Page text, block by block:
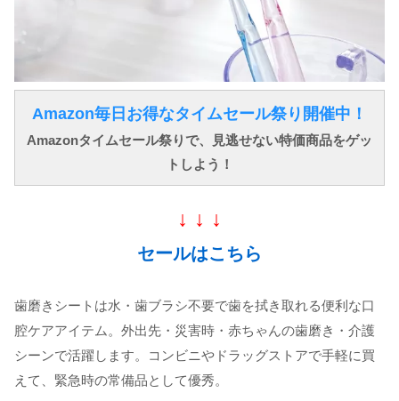
Amazon毎日お得なタイムセール祭り開催中！
Amazonタイムセール祭りで、見逃せない特価商品をゲッ
トしよう！
↓ ↓ ↓
セールはこちら
歯磨きシートは水・歯ブラシ不要で歯を拭き取れる便利な口
腔ケアアイテム。外出先・災害時・赤ちゃんの歯磨き・介護
シーンで活躍します。コンビニやドラッグストアで手軽に買
えて、緊急時の常備品として優秀。